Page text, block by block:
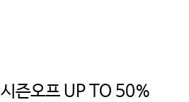
시즌오프 UP TO 50%